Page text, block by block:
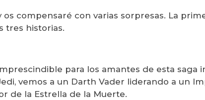
compensaré con varias sorpresas. La
tres historias.
para los amantes de esta saga
vemos a un Darth Vader liderando a un
de la Estrella de la Muerte.